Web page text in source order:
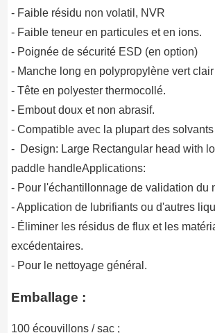
- Faible résidu non volatil, NVR
- Faible teneur en particules et en ions.
- Poignée de sécurité ESD (en option)
- Manche long en polypropylène vert clair
- Tête en polyester thermocollé.
- Embout doux et non abrasif.
- Compatible avec la plupart des
- Design: Large Rectangular head with
paddle handleApplications:
- Pour l'échantillonnage de validation du
- Application de lubrifiants ou d'autres
- Éliminer les résidus de flux et les
excédentaires.
- Pour le nettoyage général.
Emballage :
100 écouvillons / sac ;